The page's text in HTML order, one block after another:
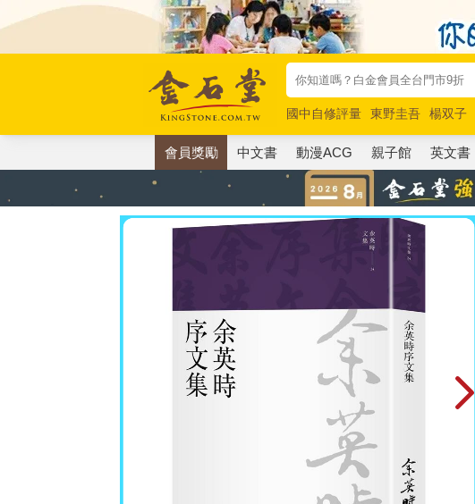
國中自修評量 東野圭吾 楊双子
唯紅花綻放
奧德賽 路邊攤新作
會員獎勵 中文書 動漫ACG 親子館 英文書